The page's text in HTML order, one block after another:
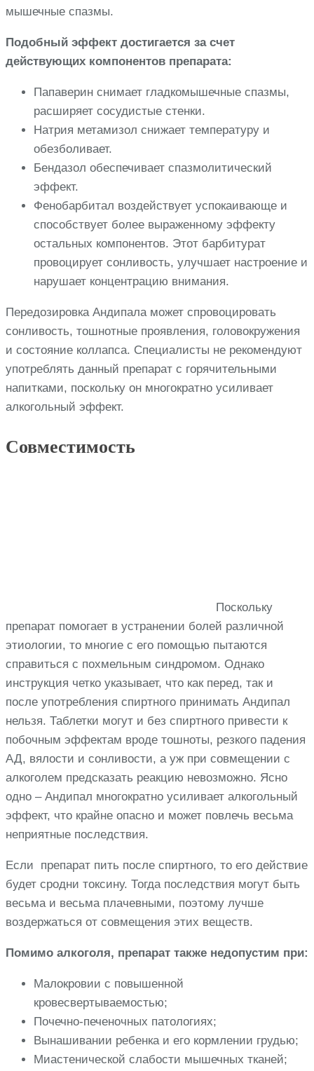
мышечные спазмы.
Подобный эффект достигается за счет
действующих компонентов препарата:
Папаверин снимает гладкомышечные спазмы,
расширяет сосудистые стенки.
Натрия метамизол снижает температуру и
обезболивает.
Бендазол обеспечивает спазмолитический
эффект.
Фенобарбитал воздействует успокаивающе и
способствует более выраженному эффекту
остальных компонентов. Этот барбитурат
провоцирует сонливость, улучшает настроение и
нарушает концентрацию внимания.
Передозировка Андипала может спровоцировать
сонливость, тошнотные проявления, головокружения
и состояние коллапса. Специалисты не рекомендуют
употреблять данный препарат с горячительными
напитками, поскольку он многократно усиливает
алкогольный эффект.
Совместимость
Поскольку
препарат помогает в устранении болей различной
этиологии, то многие с его помощью пытаются
справиться с похмельным синдромом. Однако
инструкция четко указывает, что как перед, так и
после употребления спиртного принимать Андипал
нельзя. Таблетки могут и без спиртного привести к
побочным эффектам вроде тошноты, резкого падения
АД, вялости и сонливости, а уж при совмещении с
алкоголем предсказать реакцию невозможно. Ясно
одно – Андипал многократно усиливает алкогольный
эффект, что крайне опасно и может повлечь весьма
неприятные последствия.
Если препарат пить после спиртного, то его действие
будет сродни токсину. Тогда последствия могут быть
весьма и весьма плачевными, поэтому лучше
воздержаться от совмещения этих веществ.
Помимо алкоголя, препарат также недопустим при:
Малокровии с повышенной
кровесвертываемостью;
Почечно-печеночных патологиях;
Вынашивании ребенка и его кормлении грудью;
Миастенической слабости мышечных тканей;